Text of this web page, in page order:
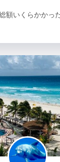
額いくらかかっ